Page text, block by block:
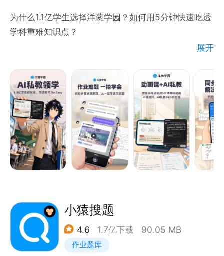
为什么1.1亿学生选择洋葱学园？如何用5分钟快速吃透
学科重难知识点？
「拒绝直接抄答案，“拍学”一题通百题解」
行业首创【先讲知识点再解题】机制，把“被动抄答案”
扭转成“主动学方法”，帮助学生学会题目背后的知识
点，一通百通，进步肉眼可见。
【AI定制班-每天规划学，进步看得见】
「每天30分钟，锁定课程核心点，考试稳拿分」
30分钟，轻松掌握核心知识点，考试稳拿分。
【AI私教动画课-卡点秒破，思路全开】
「暂停一下，AI私教1秒解答你的问题」
展开
小猿搜题
4.6 1.7亿下载 90.05 MB
作业题库